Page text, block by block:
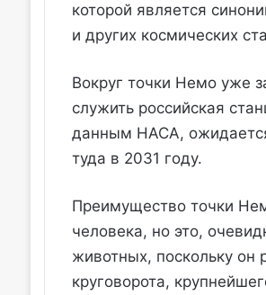
которой является
и других космических
Вокруг точки Немо уже
служить российская
данным НАСА,
туда в 2031 году.
Преимущество точки
человека, но это,
животных, поскольку он
круговорота,